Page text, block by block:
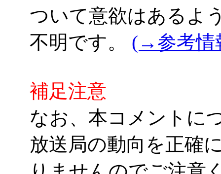
ついて意欲はあるよ
不明です。 (→参考情
補足注意
なお、本コメントに
放送局の動向を正確